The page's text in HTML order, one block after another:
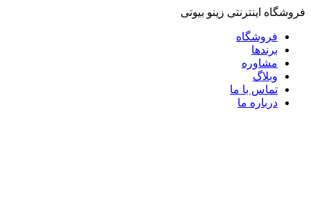
فروشگاه اینترنتی زینو بیوتی
فروشگاه
برندها
مشاوره
وبلاگ
تماس با ما
درباره ما